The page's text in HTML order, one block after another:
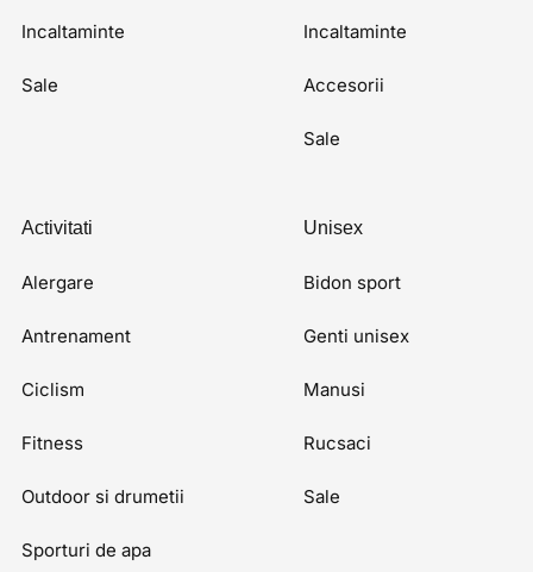
Incaltaminte
Sale
Incaltaminte
Accesorii
Sale
Activitati
Alergare
Antrenament
Ciclism
Fitness
Outdoor si drumetii
Sporturi de apa
Unisex
Bidon sport
Genti unisex
Manusi
Rucsaci
Sale